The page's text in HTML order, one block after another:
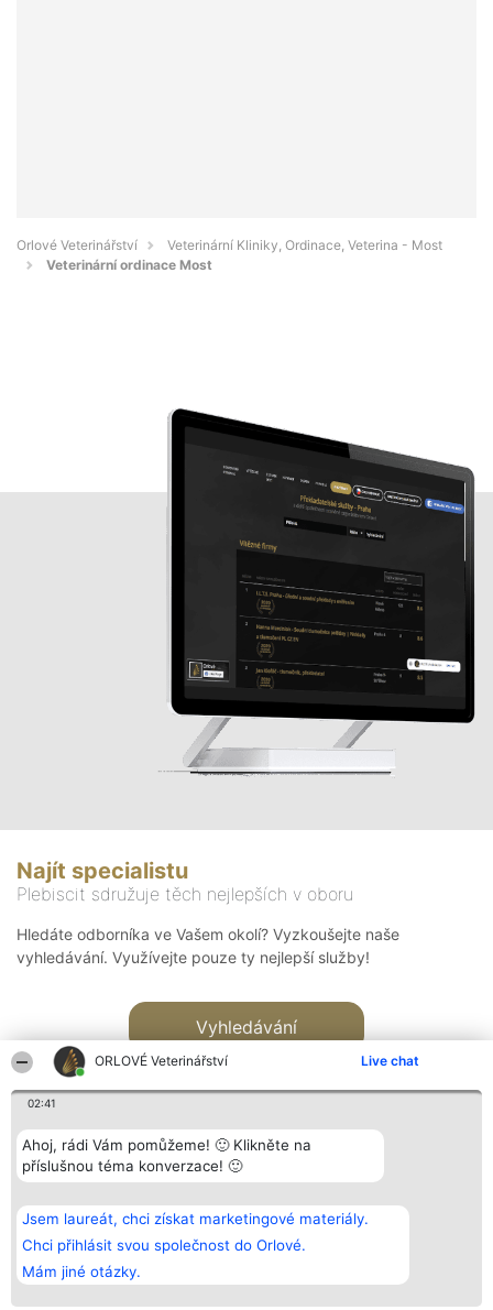
ORLOVÉ Veterinářství Live chat
02:41
Ahoj, rádi Vám pomůžeme! 🙂 Klikněte na
příslušnou téma konverzace! 🙂
Jsem laureát, chci získat marketingové materiály.
Chci přihlásit svou společnost do Orlové.
Mám jiné otázky.
Orlové Veterinářství
Veterinární Kliniky, Ordinace, Veterina - Most
Veterinární ordinace Most
Najít specialistu
Plebiscit sdružuje těch nejlepších v oboru
Hledáte odborníka ve Vašem okolí? Vyzkoušejte naše
vyhledávání. Využívejte pouze ty nejlepší služby!
Vyhledávání
Bright Side Solutions sp. z o.
o. sp. k.
ul. Ruska 22
Wrocław 50-079
KRS 0000749100 | Regon
381313360 | NIP 8943132676
Vítězové
Seznam všech
laureátů
Zásady
Zásady
Kontakt